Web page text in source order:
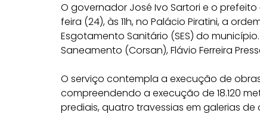
O governador José Ivo Sartori e o
feira (24), às 11h, no Palácio Piratini, a
Esgotamento Sanitário (SES) do
Saneamento (Corsan), Flávio Ferreira
O serviço contempla a execução de
compreendendo a execução de 18.120
prediais, quatro travessias em galerias